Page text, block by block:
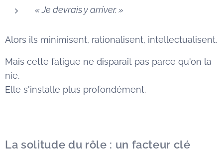
« Je devrais y arriver. »
Alors ils minimisent, rationalisent, intellectualisent.
Mais cette fatigue ne disparaît pas parce qu'on la
nie.
Elle s'installe plus profondément.
La solitude du rôle : un facteur clé